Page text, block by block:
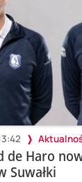
de Haro
Suwałki